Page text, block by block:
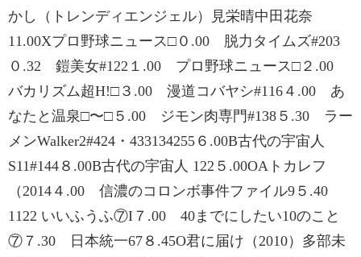
かし（トレンディエンジェル）見栄晴中田花奈
11.00Xプロ野球ニュース□０.00 脱力タイムズ#203
０.32 鎧美女#122１.00 プロ野球ニュース□２.00
バカリズム超H!□３.00 漫道コバヤシ#116４.00 あ
なたと温泉□〜□５.00 ジモン肉専門#138５.30 ラー
メンWalker2#424・433134255６.00B古代の宇宙人
S11#144８.00B古代の宇宙人 122５.00OAトカレフ
（2014４.00 信濃のコロンボ事件ファイル9５.40
1122 いいふうふ⑦I７.00 40までにしたい10のこと
⑦７.30 日本統一67８.45O君に届け（2010）多部未